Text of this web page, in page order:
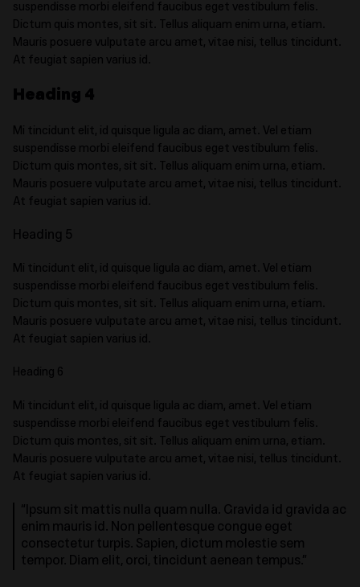
suspendisse morbi eleifend faucibus eget vestibulum felis.
Dictum quis montes, sit sit. Tellus aliquam enim urna, etiam.
Mauris posuere vulputate arcu amet, vitae nisi, tellus tincidunt.
At feugiat sapien varius id.
Heading 4
Mi tincidunt elit, id quisque ligula ac diam, amet. Vel etiam
suspendisse morbi eleifend faucibus eget vestibulum felis.
Dictum quis montes, sit sit. Tellus aliquam enim urna, etiam.
Mauris posuere vulputate arcu amet, vitae nisi, tellus tincidunt.
At feugiat sapien varius id.
Heading 5
Mi tincidunt elit, id quisque ligula ac diam, amet. Vel etiam
suspendisse morbi eleifend faucibus eget vestibulum felis.
Dictum quis montes, sit sit. Tellus aliquam enim urna, etiam.
Mauris posuere vulputate arcu amet, vitae nisi, tellus tincidunt.
At feugiat sapien varius id.
Heading 6
Mi tincidunt elit, id quisque ligula ac diam, amet. Vel etiam
suspendisse morbi eleifend faucibus eget vestibulum felis.
Dictum quis montes, sit sit. Tellus aliquam enim urna, etiam.
Mauris posuere vulputate arcu amet, vitae nisi, tellus tincidunt.
At feugiat sapien varius id.
“Ipsum sit mattis nulla quam nulla. Gravida id gravida ac
enim mauris id. Non pellentesque congue eget
consectetur turpis. Sapien, dictum molestie sem
tempor. Diam elit, orci, tincidunt aenean tempus.”